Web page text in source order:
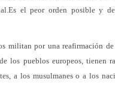
el peor orden posible y
militan por una reafirmación
los pueblos europeos, tienen
a los musulmanes o a los